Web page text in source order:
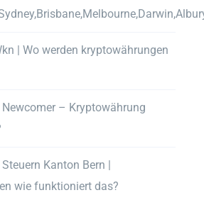
| Wo werden kryptowährungen
– Kryptowährung
Kanton Bern |
wie funktioniert das?